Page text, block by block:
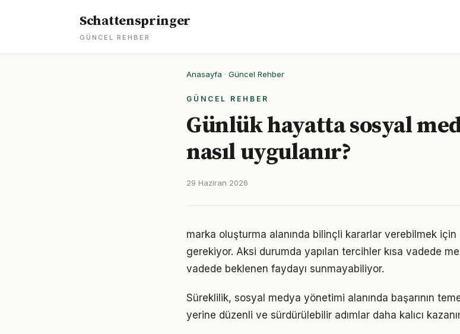
Schattenspringer
GÜNCEL REHBER
Anasayfa · Güncel Rehber
GÜNCEL REHBER
Günlük hayatta sosyal
nasıl uygulanır?
29 Haziran 2026
marka oluşturma alanında bilinçli kararlar verebilmek
gerekiyor. Aksi durumda yapılan tercihler kısa vadede
vadede beklenen faydayı sunmayabiliyor.
Süreklilik, sosyal medya yönetimi alanında başarının
yerine düzenli ve sürdürülebilir adımlar daha kalıcı